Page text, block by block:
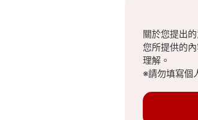
關於您提出
您所提供的
理解。
※請勿填寫個